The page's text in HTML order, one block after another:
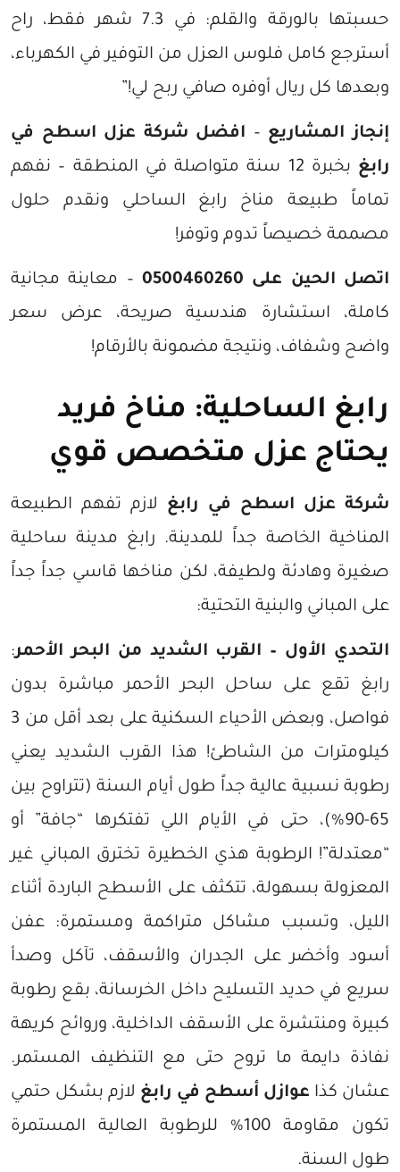
حسبتها بالورقة والقلم: في 7.3 شهر فقط، راح
أسترجع كامل فلوس العزل من التوفير في الكهرباء،
وبعدها كل ريال أوفره صافي ربح لي!”
إنجاز المشاريع – افضل شركة عزل اسطح في
رابغ
بخبرة 12 سنة متواصلة في المنطقة – نفهم
تماماً طبيعة مناخ رابغ الساحلي ونقدم حلول
مصممة خصيصاً تدوم وتوفر!
اتصل الحين على 0500460260
– معاينة مجانية
كاملة، استشارة هندسية صريحة، عرض سعر
واضح وشفاف، ونتيجة مضمونة بالأرقام!
رابغ الساحلية: مناخ فريد
يحتاج عزل متخصص قوي
شركة عزل اسطح في رابغ لازم تفهم الطبيعة
المناخية الخاصة جداً للمدينة. رابغ مدينة ساحلية
صغيرة وهادئة ولطيفة، لكن مناخها قاسي جداً جداً
على المباني والبنية التحتية:
التحدي الأول – القرب الشديد من البحر الأحمر:
رابغ تقع على ساحل البحر الأحمر مباشرة بدون
فواصل، وبعض الأحياء السكنية على بعد أقل من 3
كيلومترات من الشاطئ! هذا القرب الشديد يعني
رطوبة نسبية عالية جداً طول أيام السنة (تتراوح بين
65-90%)، حتى في الأيام اللي تفتكرها “جافة” أو
“معتدلة”! الرطوبة هذي الخطيرة تخترق المباني غير
المعزولة بسهولة، تتكثف على الأسطح الباردة أثناء
الليل، وتسبب مشاكل متراكمة ومستمرة: عفن
أسود وأخضر على الجدران والأسقف، تآكل وصدأ
سريع في حديد التسليح داخل الخرسانة، بقع رطوبة
كبيرة ومنتشرة على الأسقف الداخلية، وروائح كريهة
نفاذة دايمة ما تروح حتى مع التنظيف المستمر.
عشان كذا عوازل أسطح في رابغ لازم بشكل حتمي
تكون مقاومة 100% للرطوبة العالية المستمرة
طول السنة.